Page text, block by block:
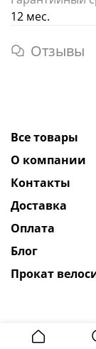
12 мес.
Отзывы
Все товары
О компании
Контакты
Доставка
Оплата
Блог
Прокат